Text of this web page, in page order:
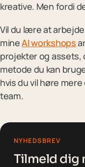
kreative. Men fordi
Vil du lære at
mineAI workshops
projekter og assets,
metode du kan
hvis du vil høre
team.
NYHEDSBREV
Tilmeld dig